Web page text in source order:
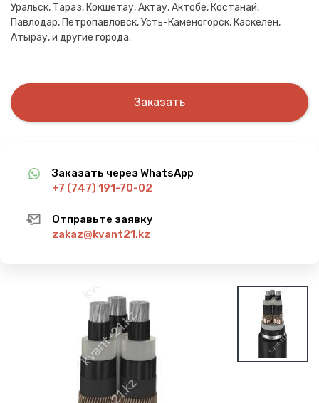
Уральск, Тараз, Кокшетау, Актау, Актобе, Костанай,
Павлодар, Петропавловск, Усть-Каменогорск, Каскелен,
Атырау, и другие города.
Заказать
Заказать через WhatsApp
+7 (747) 191-70-02
Отправьте заявку
zakaz@kvant21.kz